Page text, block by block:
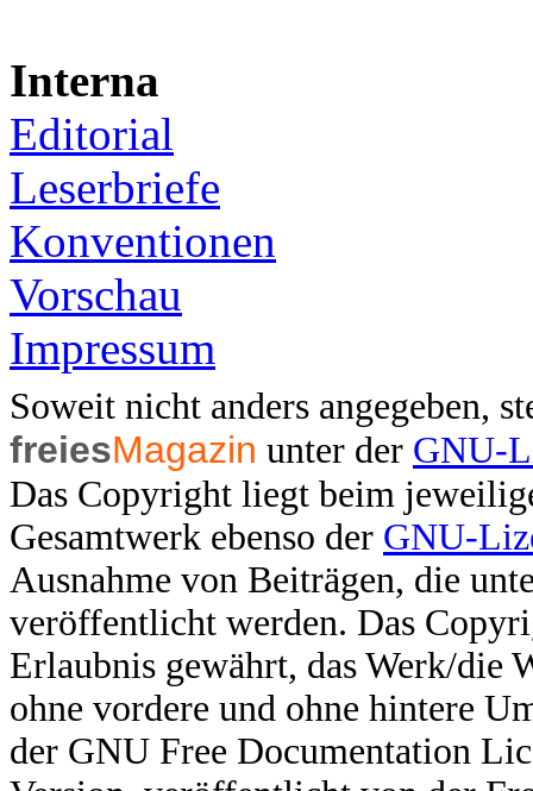
Interna
Editorial
Leserbriefe
Konventionen
Vorschau
Impressum
Soweit nicht anders angegeben,
freiesMagazin unter der GNU-
Das Copyright liegt beim
Gesamtwerk ebenso der GNU-
Ausnahme von Beiträgen, die
veröffentlicht werden. Das
Erlaubnis gewährt, das Werk/die
ohne vordere und ohne hintere
der GNU Free Documentation